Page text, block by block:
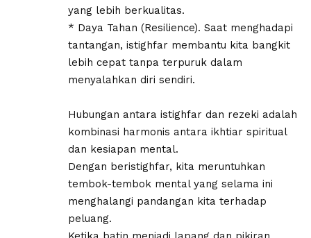
yang lebih berkualitas.
* ​Daya Tahan (Resilience). Saat menghadapi
tantangan, istighfar membantu kita bangkit
lebih cepat tanpa terpuruk dalam
menyalahkan diri sendiri.
​Hubungan antara istighfar dan rezeki adalah
kombinasi harmonis antara ikhtiar spiritual
dan kesiapan mental.
Dengan beristighfar, kita meruntuhkan
tembok-tembok mental yang selama ini
menghalangi pandangan kita terhadap
peluang.